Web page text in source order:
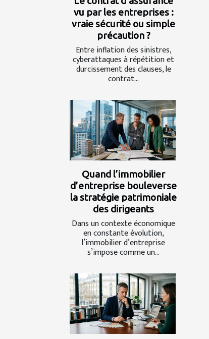
vu par les entreprises :
vraie sécurité ou simple
précaution ?
Entre inflation des sinistres,
cyberattaques à répétition et
durcissement des clauses, le
contrat...
Quand l’immobilier
d’entreprise bouleverse
la stratégie patrimoniale
des dirigeants
Dans un contexte économique
en constante évolution,
l’immobilier d’entreprise
s’impose comme un...